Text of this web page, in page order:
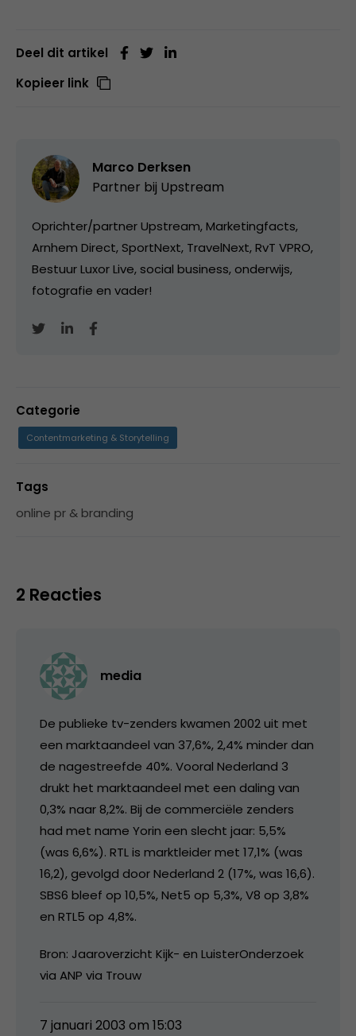
Deel dit artikel
Kopieer link
Marco Derksen
Partner bij Upstream
Oprichter/partner Upstream, Marketingfacts,
Arnhem Direct, SportNext, TravelNext, RvT VPRO,
Bestuur Luxor Live, social business, onderwijs,
fotografie en vader!
Categorie
Contentmarketing & Storytelling
Tags
online pr & branding
2 Reacties
media
De publieke tv-zenders kwamen 2002 uit met
een marktaandeel van 37,6%, 2,4% minder dan
de nagestreefde 40%. Vooral Nederland 3
drukt het marktaandeel met een daling van
0,3% naar 8,2%. Bij de commerciële zenders
had met name Yorin een slecht jaar: 5,5%
(was 6,6%). RTL is marktleider met 17,1% (was
16,2), gevolgd door Nederland 2 (17%, was 16,6).
SBS6 bleef op 10,5%, Net5 op 5,3%, V8 op 3,8%
en RTL5 op 4,8%.
Bron: Jaaroverzicht Kijk- en LuisterOnderzoek
via ANP via Trouw
7 januari 2003 om 15:03